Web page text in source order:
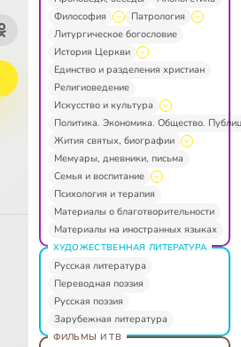
Философия
Патрология
Литургическое богословие
История Церкви
Единство и разделения христиан
Религиоведение
Искусство и культура
Политика. Экономика. Общество.
Жития святых, биографии
Мемуары, дневники, письма
Семья и воспитание
Психология и терапия
Материалы о благотворительности
Материалы на иностранных языках
ХУДОЖЕСТВЕННАЯ ЛИТЕРАТУРА
Русская литература
Переводная поэзия
Русская поэзия
Зарубежная литература
ФИЛЬМЫ И ТВ